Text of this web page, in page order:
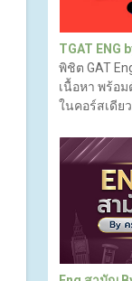
TGAT ENG
พิชิต GAT
เนื้อหา พร้อ
ในคอร์สเดียว